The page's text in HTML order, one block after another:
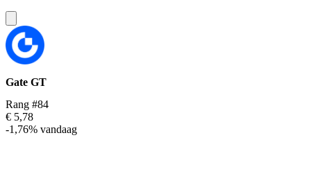
Gate GT
Rang #84
€ 5,78
-1,76% vandaag